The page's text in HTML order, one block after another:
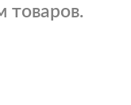
товаров.